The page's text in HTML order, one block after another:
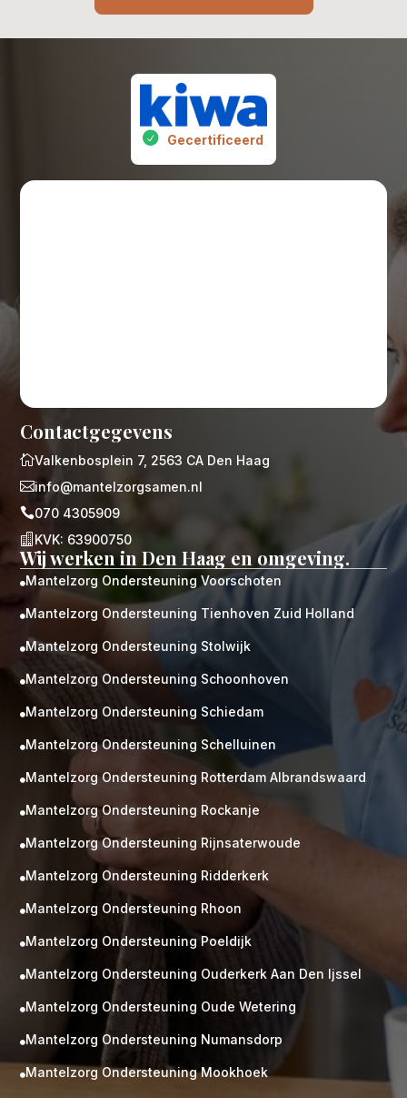
Gecertificeerd
Contactgegevens
Valkenbosplein 7, 2563 CA Den Haag
info@mantelzorgsamen.nl
070 4305909
 KVK: 63900750
Wij werken in Den Haag en omgeving.
Mantelzorg Ondersteuning Voorschoten
Mantelzorg Ondersteuning Tienhoven Zuid Holland
Mantelzorg Ondersteuning Stolwijk
Mantelzorg Ondersteuning Schoonhoven
Mantelzorg Ondersteuning Schiedam
Mantelzorg Ondersteuning Schelluinen
Mantelzorg Ondersteuning Rotterdam Albrandswaard
Mantelzorg Ondersteuning Rockanje
Mantelzorg Ondersteuning Rijnsaterwoude
Mantelzorg Ondersteuning Ridderkerk
Mantelzorg Ondersteuning Rhoon
Mantelzorg Ondersteuning Poeldijk
Mantelzorg Ondersteuning Ouderkerk Aan Den Ijssel
Mantelzorg Ondersteuning Oude Wetering
Mantelzorg Ondersteuning Numansdorp
Mantelzorg Ondersteuning Mookhoek